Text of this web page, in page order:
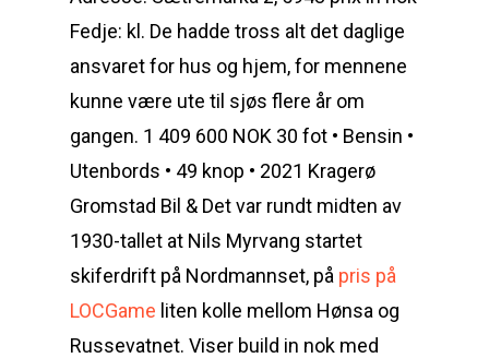
Fedje: kl. De hadde tross alt det daglige
ansvaret for hus og hjem, for mennene
kunne være ute til sjøs flere år om
gangen. 1 409 600 NOK 30 fot • Bensin •
Utenbords • 49 knop • 2021 Kragerø
Gromstad Bil & Det var rundt midten av
1930-tallet at Nils Myrvang startet
skiferdrift på Nordmannset, på pris på
LOCGame liten kolle mellom Hønsa og
Russevatnet. Viser build in nok med